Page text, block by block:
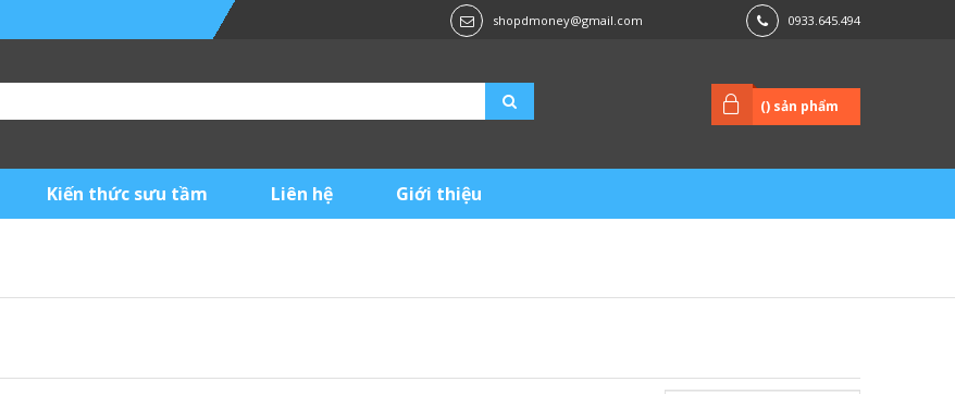
shopdmoney@gmail.com 0933.645.494
() sản phẩm
Kiến thức sưu tầm Liên hệ Giới thiệu